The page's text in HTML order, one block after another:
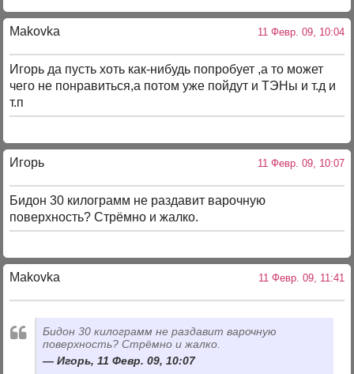
Makovka 11 Февр. 09, 10:04
Игорь да пусть хоть как-нибудь попробует ,а то может
чего не понравиться,а потом уже пойдут и ТЭНы и т.д и
т.п
Игорь 11 Февр. 09, 10:07
Бидон 30 килограмм не раздавит варочную
поверхность? Стрёмно и жалко.
Makovka 11 Февр. 09, 11:41
Бидон 30 килограмм не раздавит варочную
поверхность? Стрёмно и жалко.
Игорь, 11 Февр. 09, 10:07